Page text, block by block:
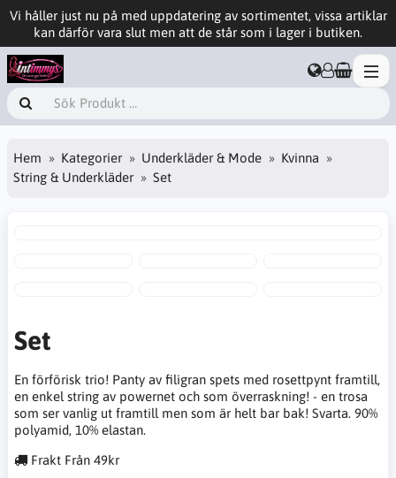
Vi håller just nu på med uppdatering av sortimentet, vissa artiklar
kan därför vara slut men att de står som i lager i butiken.
Hem Kategorier Underkläder & Mode
Kvinna
String & Underkläder
Set
Set
En förförisk trio! Panty av filigran spets med rosettpynt framtill,
en enkel string av powernet och som överraskning! - en trosa
som ser vanlig ut framtill men som är helt bar bak! Svarta. 90%
polyamid, 10% elastan.
Frakt Från 49kr